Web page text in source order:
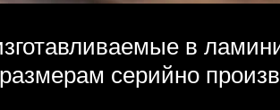
в
серийно